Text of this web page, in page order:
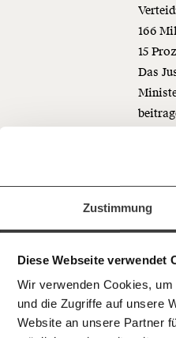
Zustimmung
Diese Webseite verwendet
Wir verwenden Cookies,
und die Zugriffe auf unsere
Website an unsere Partner
Fördermitgliedund wir können
im Netz. Unabhängig und werbefrei.
Mitgliedsbeitrag.
Du überweist lieber direkt?
Hier unsere IBAN: AT34 4300 0498
Kontoinhaber: Momentum Institut -
Jetzt
166
15
Das